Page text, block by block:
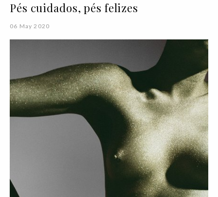
Pés cuidados, pés felizes
06 May 2020